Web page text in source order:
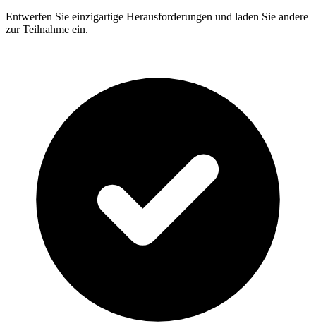
Entwerfen Sie einzigartige Herausforderungen und laden Sie andere
zur Teilnahme ein.